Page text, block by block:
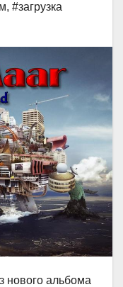
, #загрузка
нового альбома